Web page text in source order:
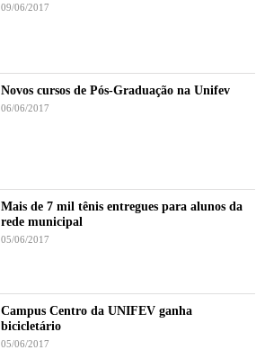
09/06/2017
Novos cursos de Pós-Graduação na Unifev
06/06/2017
Mais de 7 mil tênis entregues para alunos da
rede municipal
05/06/2017
Campus Centro da UNIFEV ganha
bicicletário
05/06/2017